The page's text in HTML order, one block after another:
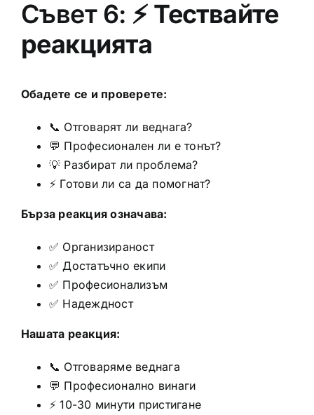
Съвет 6: ⚡ Тествайте
реакцията
Обадете се и проверете:
📞 Отговарят ли веднага?
💬 Професионален ли е тонът?
💡 Разбират ли проблема?
⚡ Готови ли са да помогнат?
Бърза реакция означава:
✅ Организираност
✅ Достатъчно екипи
✅ Професионализъм
✅ Надеждност
Нашата реакция:
📞 Отговаряме веднага
💬 Професионално винаги
⚡ 10-30 минути пристигане